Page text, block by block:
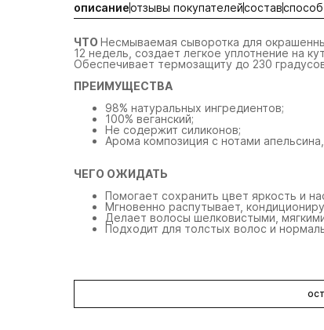
окрашенных волос
окрашенных волос
описание
ЧТО Несмываемая сыворотка для
12 недель, создает легкое уплотнение на
Обеспечивает термозащиту до 230
ПРЕИМУЩЕСТВА
98% натуральных ингредиентов;
100% веганский;
Не содержит силиконов;
Арома композиция с нотами
ЧЕГО ОЖИДАТЬ
Помогает сохранить цвет яркость и
Мгновенно распутывает,
Делает волосы шелковистыми,
Подходит для толстых волос и
отзывы покупателейсостав